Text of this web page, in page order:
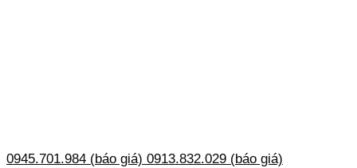
0945.701.984 (báo giá) 0913.832.029 (báo giá)